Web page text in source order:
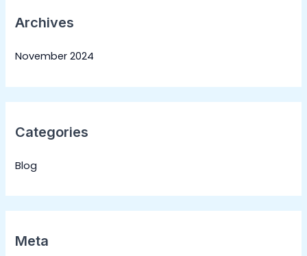
Archives
November 2024
Categories
Blog
Meta